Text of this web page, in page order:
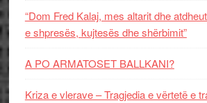
“Dom Fred Kalaj, mes altarit dhe
e shpresës, kujtesës dhe shërbimit”
A PO ARMATOSET BALLKANI?
Kriza e vlerave – Tragjedia e vërtetë e